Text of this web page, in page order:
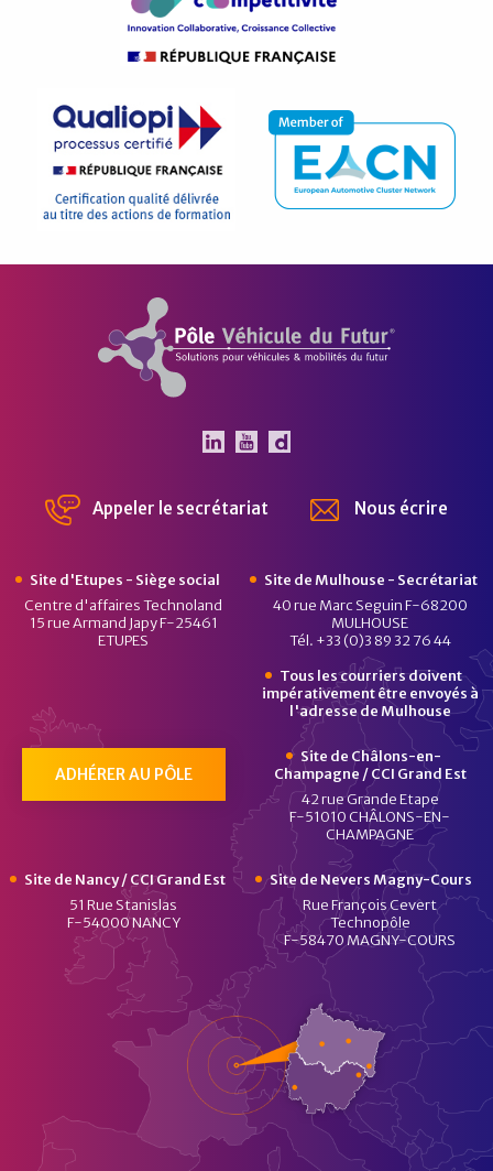
Pôle Véhicule du Futur
Appeler le secrétariat Nous écrire
Site d'Etupes - Siège social
Centre d'affaires Technoland
15 rue Armand Japy F-25461
ETUPES
Site de Mulhouse - Secrétariat
40 rue Marc Seguin F-68200
MULHOUSE
Tél. +33 (0)3 89 32 76 44
Tous les courriers doivent
impérativement être envoyés à
l'adresse de Mulhouse
ADHÉRER AU PÔLE
Site de Châlons-en-
Champagne / CCI Grand Est
42 rue Grande Etape
F-51010 CHÂLONS-EN-
CHAMPAGNE
Site de Nancy / CCI Grand Est
51 Rue Stanislas
F-54000 NANCY
Site de Nevers Magny-Cours
Rue François Cevert
Technopôle
F-58470 MAGNY-COURS